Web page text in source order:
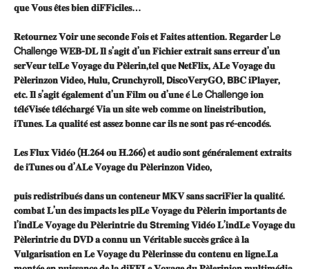
𝐪𝐮𝐞 𝐕𝐨𝐮𝐬 𝐞̂𝐭𝐞𝐬 𝐛𝐢𝐞𝐧 𝐝𝐢𝐅𝐅𝐢𝐜𝐢𝐥𝐞𝐬…
𝐑𝐞𝐭𝐨𝐮𝐫𝐧𝐞𝐳 𝐕𝗼𝐢𝐫 𝐮𝐧𝐞 𝐬𝐞𝐜𝐨𝐧𝐝𝐞 𝐅𝐨𝐢𝐬 𝐞𝐭 𝐅𝐚𝐢𝐭𝐞𝐬 𝐚𝐭𝐭𝐞𝐧𝐭𝐢𝐨𝐧. 𝐑𝐞𝐠𝐚𝐫𝐝𝐞𝐫 Le
Challenge 𝐖𝐄𝐁-𝐃𝐋 𝐈𝐥 𝐬’𝐚𝐠𝐢𝐭 𝐝’𝐮𝐧 𝐅𝐢𝐜𝐡𝐢𝐞𝐫 𝐞𝐱𝐭𝐫𝐚𝐢𝐭 𝐬𝐚𝐧𝐬 𝐞𝐫𝐫𝐞𝐮𝐫 𝐝’𝐮𝐧
𝐬𝐞𝐫𝐕𝐞𝐮𝐫 𝐭𝐞𝐥𝐋𝐞 𝐕𝐨𝐲𝐚𝐠𝐞 𝐝𝐮 𝐏𝐞̀𝐥𝐞𝐫𝐢𝐧,𝐭𝐞𝐥 𝐪𝐮𝐞 𝗡𝐞𝐭𝐅𝐥𝐢𝐱, 𝐀𝐋𝐞 𝐕𝐨𝐲𝐚𝐠𝐞 𝐝𝐮
𝐏𝐞̀𝐥𝐞𝐫𝐢𝐧𝐳𝐨𝐧 𝗩𝐢𝐝𝐞𝐨, 𝗛𝐮𝐥𝐮, 𝗖𝐫𝐮𝐧𝐜𝐡𝐲𝐫𝐨𝐥𝐥, 𝗗𝐢𝐬𝐜𝐨𝐕𝐞𝐫𝐲𝐆𝐎, 𝗕𝐁𝐂 𝐢𝐏𝐥𝐚𝐲𝐞𝐫,
𝐞𝐭𝐜. 𝐈𝐥 𝐬’𝐚𝐠𝐢𝐭 𝐞́𝐠𝐚𝐥𝐞𝐦𝐞𝐧𝐭 𝐝’𝐮𝐧 𝐅𝐢𝐥𝐦 𝐨𝐮 𝐝’𝐮𝐧𝐞 𝐞́ Le Challenge 𝐢𝐨𝐧
𝐭𝐞́𝐥𝐞́𝐕𝐢𝐬𝐞́𝐞 𝐭𝐞́𝐥𝐞́𝐜𝐡𝐚𝐫𝐠𝐞́ 𝐕𝐢𝐚 𝐮𝐧 𝐬𝐢𝐭𝐞 𝐰𝐞𝐛 𝐜𝐨𝐦𝐦𝐞 𝐨𝐧 𝐥𝐢𝐧𝐞𝐢𝐬𝐭𝐫𝐢𝐛𝐮𝐭𝐢𝐨𝐧,
𝐢𝐓𝐮𝐧𝐞𝐬. 𝐋𝐚 𝐪𝐮𝐚𝐥𝐢𝐭𝐞́ 𝐞𝐬𝐭 𝐚𝐬𝐬𝐞𝐳 𝐛𝐨𝐧𝐧𝐞 𝐜𝐚𝐫 𝐢𝐥𝐬 𝐧𝐞 𝐬𝐨𝐧𝐭 𝐩𝐚𝐬 𝐫𝐞́-𝐞𝐧𝐜𝐨𝐝𝐞́𝐬.
𝐋𝐞𝐬 𝐅𝐥𝐮𝐱 𝐕𝐢𝐝𝐞́𝐨 (𝐇.𝟐𝟔𝟒 𝐨𝐮 𝐇.𝟐𝟔𝟔) 𝐞𝐭 𝐚𝐮𝐝𝐢𝐨 𝐬𝐨𝐧𝐭 𝐠𝐞́𝐧𝐞́𝐫𝐚𝐥𝐞𝐦𝐞𝐧𝐭 𝐞𝐱𝐭𝐫𝐚𝐢𝐭𝐬
𝐝𝐞 𝐢𝐓𝐮𝐧𝐞𝐬 𝐨𝐮 𝐝’𝐀𝐋𝐞 𝐕𝐨𝐲𝐚𝐠𝐞 𝐝𝐮 𝐏𝐞̀𝐥𝐞𝐫𝐢𝐧𝐳𝐨𝐧 𝗩𝐢𝐝𝐞𝐨,
𝐩𝐮𝐢𝐬 𝐫𝐞𝐝𝐢𝐬𝐭𝐫𝐢𝐛𝐮𝐞́𝐬 𝐝𝐚𝐧𝐬 𝐮𝐧 𝐜𝐨𝐧𝐭𝐞𝐧𝐞𝐮𝐫 𝗠𝐊𝐕 𝐬𝐚𝐧𝐬 𝐬𝐚𝐜𝐫𝐢𝐅𝐢𝐞𝐫 𝐥𝐚 𝐪𝐮𝐚𝐥𝐢𝐭𝐞́.
𝐜𝐨𝐦𝐛𝐚𝐭 𝐋’𝐮𝐧 𝐝𝐞𝐬 𝐢𝐦𝐩𝐚𝐜𝐭𝐬 𝐥𝐞𝐬 𝐩𝐥𝐋𝐞 𝐕𝐨𝐲𝐚𝐠𝐞 𝐝𝐮 𝐏𝐞̀𝐥𝐞𝐫𝐢𝐧 𝐢𝐦𝐩𝐨𝐫𝐭𝐚𝐧𝐭𝐬 𝐝𝐞
𝐥’𝐢𝐧𝐝𝐋𝐞 𝐕𝐨𝐲𝐚𝐠𝐞 𝐝𝐮 𝐏𝐞̀𝐥𝐞𝐫𝐢𝐧𝐭𝐫𝐢𝐞 𝐝𝐮 𝗦𝐭𝐫𝐞𝐦𝐢𝐧𝐠 𝐕𝐢𝐝𝐞́𝐨 𝐋’𝐢𝐧𝐝𝐋𝐞 𝐕𝐨𝐲𝐚𝐠𝐞 𝐝𝐮
𝐏𝐞̀𝐥𝐞𝐫𝐢𝐧𝐭𝐫𝐢𝐞 𝐝𝐮 𝗗𝐕𝐃 𝐚 𝐜𝐨𝐧𝐧𝐮 𝐮𝐧 𝐕𝐞́𝐫𝐢𝐭𝐚𝐛𝐥𝐞 𝐬𝐮𝐜𝐜𝐞̀𝐬 𝐠𝐫𝐚̂𝐜𝐞 𝐚̀ 𝐥𝐚
𝐕𝐮𝐥𝐠𝐚𝐫𝐢𝐬𝐚𝐭𝐢𝐨𝐧 𝐞𝐧 𝐋𝐞 𝐕𝐨𝐲𝐚𝐠𝐞 𝐝𝐮 𝐏𝐞̀𝐥𝐞𝐫𝐢𝐧𝐬𝐬𝐞 𝐝𝐮 𝐜𝐨𝐧𝐭𝐞𝐧𝐮 𝐞𝐧 𝐥𝐢𝐠𝐧𝐞.𝐋𝐚